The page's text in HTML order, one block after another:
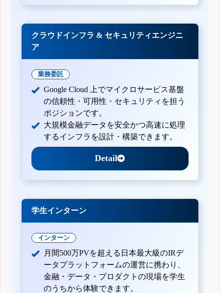
クラウドインフラ & セキュリティエンジニ
ア
業務委託
Google Cloud 上でマイクロサービス基盤
の信頼性・可用性・セキュリティを担う
ポジションです。
大規模金融データを安全かつ高速に処理
するインフラを設計・構築できます。
Detail
学生インターン
インターン
月間500万PVを超える日本最大級のIRデ
ータプラットフォームの運営に携わり、
金融・データ・プロダクトの現場を学生
のうちから体験できます。